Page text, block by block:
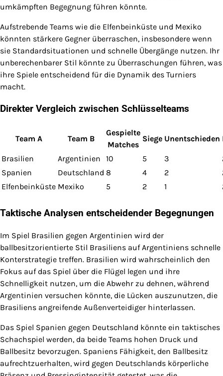
umkämpften Begegnung führen könnte.
Aufstrebende Teams wie die Elfenbeinküste und Mexiko
könnten stärkere Gegner überraschen, insbesondere wenn
sie Standardsituationen und schnelle Übergänge nutzen. Ihr
unberechenbarer Stil könnte zu Überraschungen führen, was
ihre Spiele entscheidend für die Dynamik des Turniers
macht.
Direkter Vergleich zwischen Schlüsselteams
Team A Team B
Gespielte
Matches
Siege Unentschieden
Brasilien Argentinien 10 5 3
Spanien
Deutschland 8 4 2
Elfenbeinküste Mexiko 5 2 1
Taktische Analysen entscheidender Begegnungen
Im Spiel Brasilien gegen Argentinien wird der
ballbesitzorientierte Stil Brasiliens auf Argentiniens schnelle
Konterstrategie treffen. Brasilien wird wahrscheinlich den
Fokus auf das Spiel über die Flügel legen und ihre
Schnelligkeit nutzen, um die Abwehr zu dehnen, während
Argentinien versuchen könnte, die Lücken auszunutzen, die
Brasiliens angreifende Außenverteidiger hinterlassen.
Das Spiel Spanien gegen Deutschland könnte ein taktisches
Schachspiel werden, da beide Teams hohen Druck und
Ballbesitz bevorzugen. Spaniens Fähigkeit, den Ballbesitz
aufrechtzuerhalten, wird gegen Deutschlands körperliche